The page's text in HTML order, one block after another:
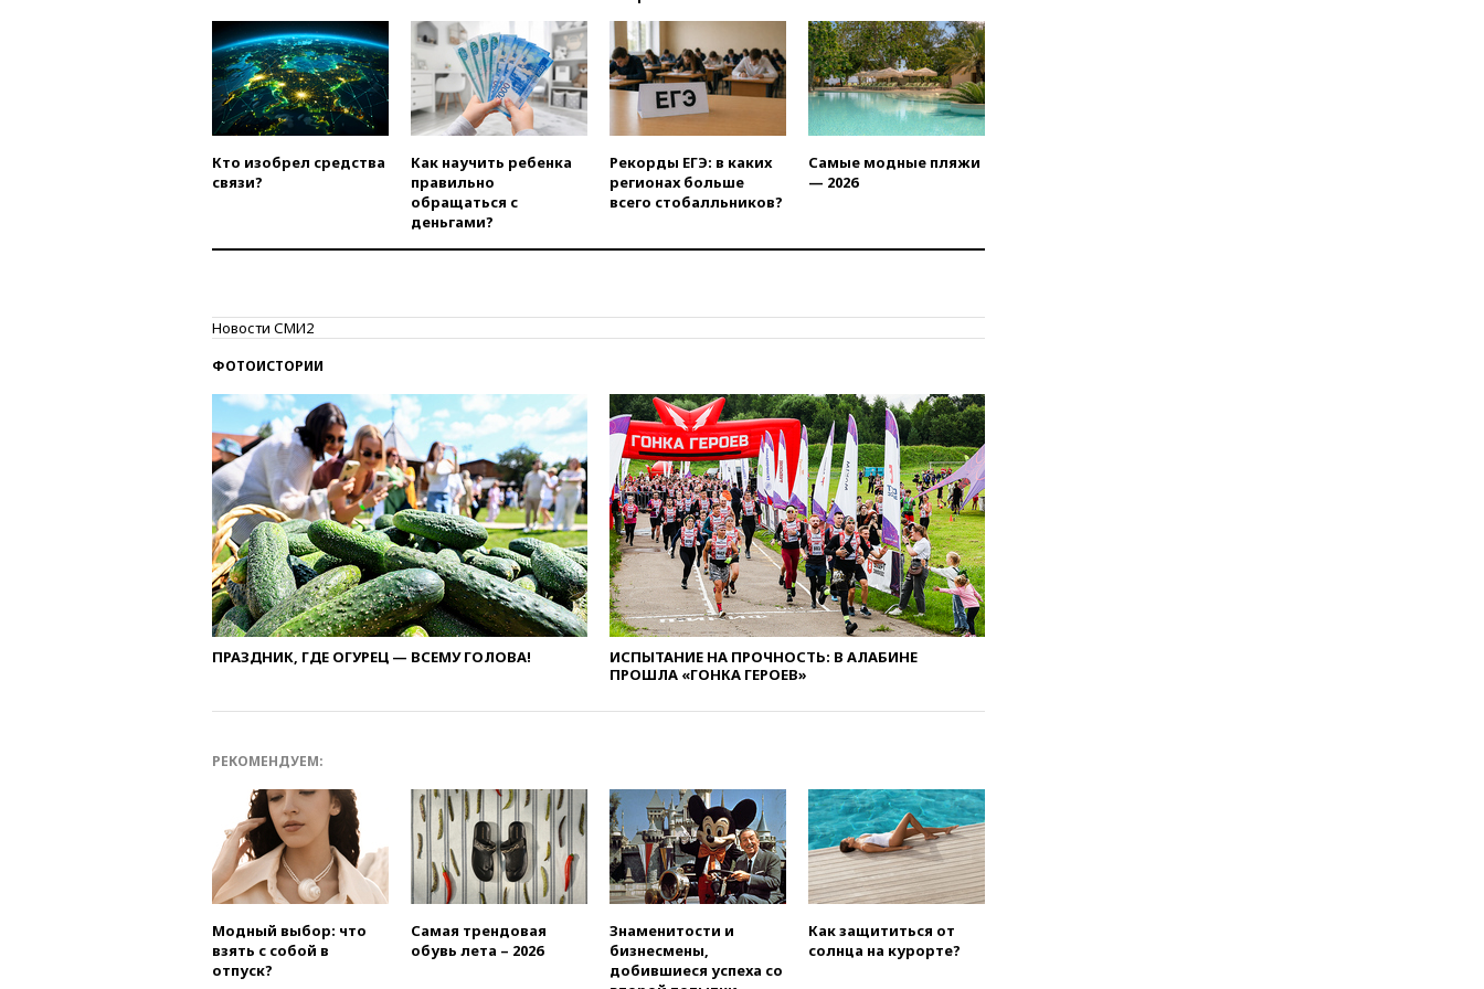
легендарной
вчера, 22:15Путин заслушал
доклад о ситуации на
добропольском направлении
вчера, 21:58Генпрокуратура
признала нежелательным в
РФ американский Human
Rights Foundation
отменяет часть рейсов в Сочи
выиграл золото чемпионата
Европы в прыжках с 10-
вчера, 21:10РФ не получала
обращений о прекращении
концессии строительства ж/д
в Армении
вчера, 21:00 В России вновь
обсуждают эксперимент по
онлайн-продаже алкоголя
вчера, 20:45 Матвиенко:
россиянам могут
рекомендовать не посещать
Армению
вчера, 20:35ПВО за день
сбила еще 281 украинский
вузы
вчера, 20:15Минтранс
предложил оплачивать
защиту дорог от БПЛА из
средств на ремонт
августа посетит Сербию с
официальным визитом
Кто изобрел средства
связи?
Как научить ребенка
правильно
обращаться с
деньгами?
Рекорды ЕГЭ: в каких
регионах больше
всего стобалльников?
Самые модные пляжи
— 2026
Новости СМИ2
ФОТОИСТОРИИ
ПРАЗДНИК, ГДЕ ОГУРЕЦ — ВСЕМУ ГОЛОВА!
ИСПЫТАНИЕ НА ПРОЧНОСТЬ: В АЛАБИНЕ
ПРОШЛА «ГОНКА ГЕРОЕВ»
РЕКОМЕНДУЕМ:
Модный выбор: что
взять с собой в
отпуск?
Самая трендовая
обувь лета – 2026
Знаменитости и
бизнесмены,
добившиеся успеха со
Как защититься от
солнца на курорте?